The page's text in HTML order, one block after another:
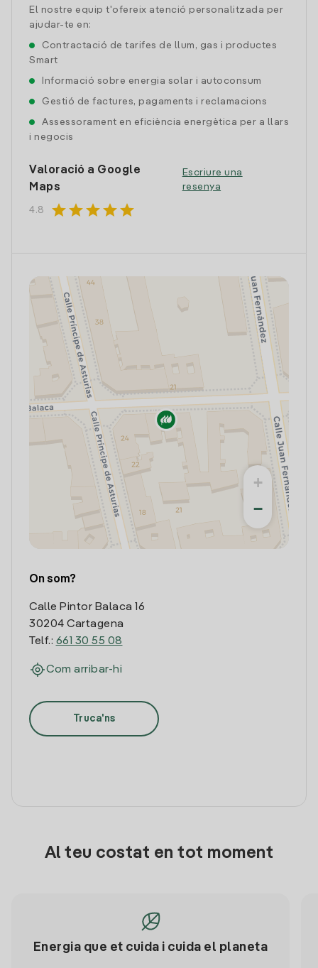
El nostre equip t'ofereix atenció personalitzada per
ajudar-te en:
Contractació de tarifes de llum, gas i productes
Smart
Informació sobre energia solar i autoconsum
Gestió de factures, pagaments i reclamacions
Assessorament en eficiència energètica per a llars
i negocis
Valoració a Google
Maps
4.8 starstarstarstarstar
Escriure una
resenya
+
−
On som?
Calle Pintor Balaca 16
30204 Cartagena
Telf.: 661 30 55 08
Com arribar-hi
Truca'ns
Al teu costat en tot moment
Energia que et cuida i cuida el planeta